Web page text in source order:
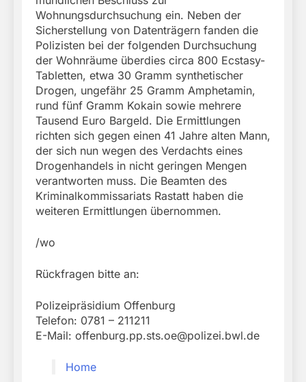
Wohnungsdurchsuchung ein. Neben der
Sicherstellung von Datenträgern fanden die
Polizisten bei der folgenden Durchsuchung
der Wohnräume überdies circa 800 Ecstasy-
Tabletten, etwa 30 Gramm synthetischer
Drogen, ungefähr 25 Gramm Amphetamin,
rund fünf Gramm Kokain sowie mehrere
Tausend Euro Bargeld. Die Ermittlungen
richten sich gegen einen 41 Jahre alten Mann,
der sich nun wegen des Verdachts eines
Drogenhandels in nicht geringen Mengen
verantworten muss. Die Beamten des
Kriminalkommissariats Rastatt haben die
weiteren Ermittlungen übernommen.
/wo
Rückfragen bitte an:
Polizeipräsidium Offenburg
Telefon: 0781 – 211211
E-Mail: offenburg.pp.sts.oe@polizei.bwl.de
Home